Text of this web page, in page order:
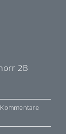
2B
Kommentare